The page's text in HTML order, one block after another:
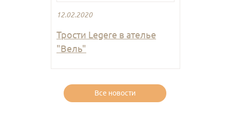
12.02.2020
Трости Legere в ателье
"Вель"
Все новости